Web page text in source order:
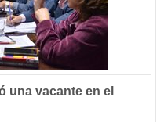
una vacante en el